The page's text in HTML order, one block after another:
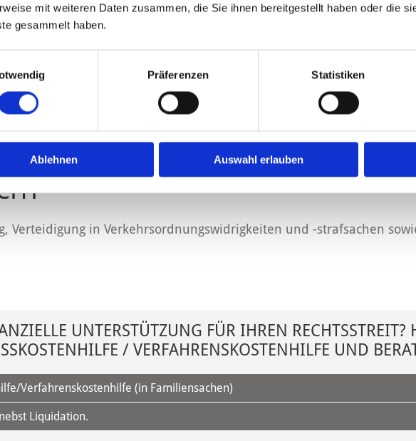
mit weiteren Daten zusammen, die Sie ihnen bereitgestellt haben oder die
gesammelt haben.
Präferenzen Statistiken
Ablehnen Auswahl erlauben
Vermächtnis.
und Testamentsvollstreckung.
Arbeitsverträgen, Personaloptimierung, Kündigung und
Öffentliches Dienstrecht und Soldatenrecht
Verteidigung in Verkehrsordnungswidrigkeiten und -strafsachen
UNTERSTÜTZUNG FÜR IHREN
/ VERFAHRENSKOSTENHILFE UND
Verfahrenskostenhilfe (in Familiensachen)
Liquidation.